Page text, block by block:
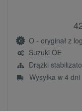
O - oryginał z
Suzuki OE
Drążki
Wysyłka w 4 dni